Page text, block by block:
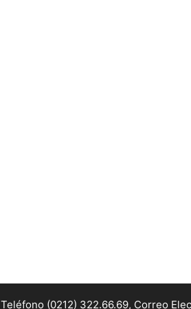
Teléfono (0212) 322.66.69, Correo